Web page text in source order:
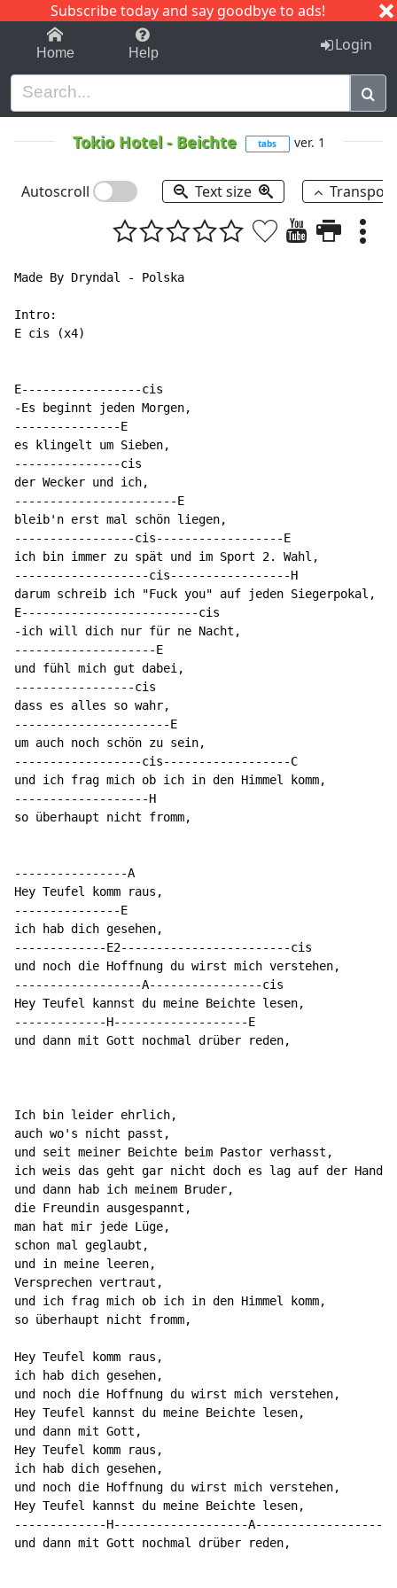
Subscribe today and say goodbye to ads!
1-9 C I J
Home Help Login
Tokio Hotel- Beichte tabs ver. 1
Autoscroll Text size
Made By Dryndal - Polska
Intro:
E cis (x4)
E-----------------cis
-Es beginnt jeden Morgen,
---------------E
es klingelt um Sieben,
---------------cis
der Wecker und ich,
-----------------------E
bleib'n erst mal schön liegen,
-----------------cis------------------E
ich bin immer zu spät und im Sport 2. Wahl,
-------------------cis-----------------H
darum schreib ich "Fuck you" auf jeden Siegerpokal,
E-------------------------cis
-ich will dich nur für ne Nacht,
--------------------E
und fühl mich gut dabei,
-----------------cis
dass es alles so wahr,
----------------------E
um auch noch schön zu sein,
------------------cis------------------C
und ich frag mich ob ich in den Himmel komm,
-------------------H
so überhaupt nicht fromm,
----------------A
Hey Teufel komm raus,
---------------E
ich hab dich gesehen,
-------------E2------------------------cis
und noch die Hoffnung du wirst mich verstehen,
------------------A----------------cis
Hey Teufel kannst du meine Beichte lesen,
-------------H-------------------E
und dann mit Gott nochmal drüber reden,
Ich bin leider ehrlich,
auch wo's nicht passt,
und seit meiner Beichte beim Pastor verhasst,
ich weis das geht gar nicht doch es lag auf der Hand,
und dann hab ich meinem Bruder,
die Freundin ausgespannt,
man hat mir jede Lüge,
schon mal geglaubt,
und in meine leeren,
Versprechen vertraut,
und ich frag mich ob ich in den Himmel komm,
so überhaupt nicht fromm,
Hey Teufel komm raus,
ich hab dich gesehen,
und noch die Hoffnung du wirst mich verstehen,
Hey Teufel kannst du meine Beichte lesen,
und dann mit Gott,
Hey Teufel komm raus,
ich hab dich gesehen,
und noch die Hoffnung du wirst mich verstehen,
Hey Teufel kannst du meine Beichte lesen,
-------------H-------------------A-------------------H
und dann mit Gott nochmal drüber reden,